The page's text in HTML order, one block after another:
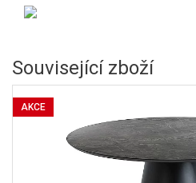
Související zboží
AKCE